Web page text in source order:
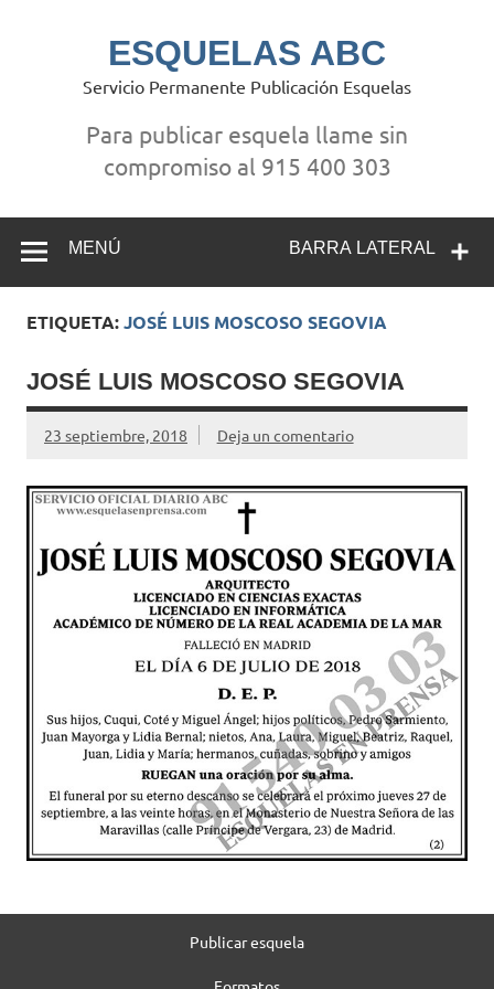
ESQUELAS ABC
Servicio Permanente Publicación Esquelas
Para publicar esquela llame sin
compromiso al 915 400 303
BARRA LATERAL
MENÚ
ETIQUETA:JOSÉ LUIS MOSCOSO SEGOVIA
JOSÉ LUIS MOSCOSO SEGOVIA
23 septiembre, 2018 Deja un comentario
Publicar esquela